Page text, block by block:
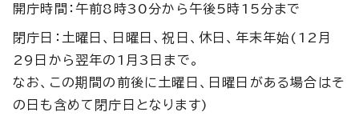
開庁時間：午前8時30分から午後5時15分まで
閉庁日：土曜日、日曜日、祝日、休日、年末年始(12月
29日から翌年の1月3日まで。
なお、この期間の前後に土曜日、日曜日がある場合はそ
の日も含めて閉庁日となります)